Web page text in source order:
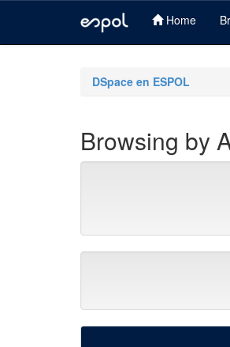
Home
DSpace en ESPOL
Browsing by